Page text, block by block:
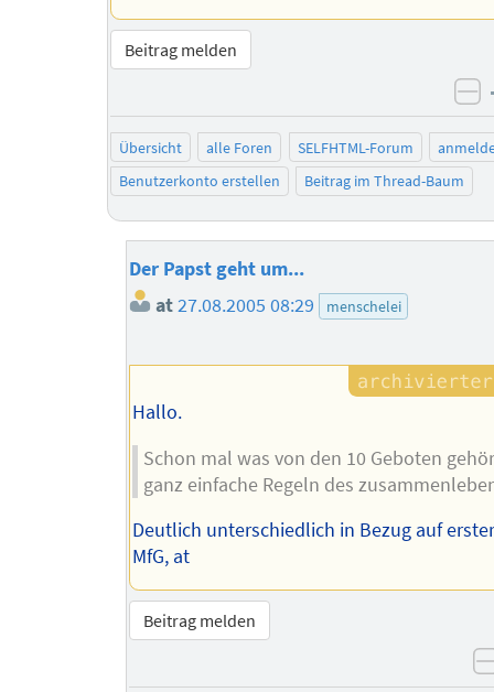
Beitrag melden
Übersicht alle Foren SELFHTML-Forum
Benutzerkonto erstellen
Beitrag im Thread-Baum
Der Papst geht um...
at27.08.2005 08:29 menschelei
Hallo.
Schon mal was von den 10 Geboten
ganz einfache Regeln des
Deutlich unterschiedlich in Bezug auf
MfG, at
Beitrag melden